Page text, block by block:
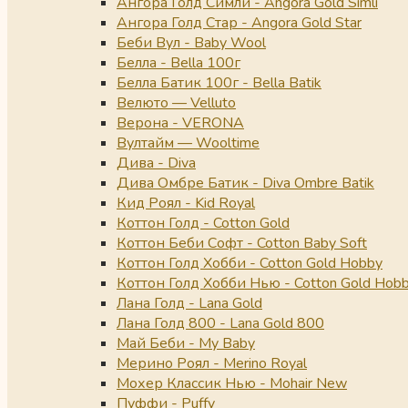
Ангора Голд Стар - Angora Gold Star
Беби Вул - Baby Wool
Белла - Bella 100г
Белла Батик 100г - Bella Batik
Велюто — Velluto
Верона - VERONA
Вултайм — Wooltime
Дива - Diva
Дива Омбре Батик - Diva Ombre Batik
Кид Роял - Kid Royal
Коттон Голд - Cotton Gold
Коттон Беби Софт - Cotton Baby Soft
Коттон Голд Хобби - Cotton Gold Hobby
Коттон Голд Хобби Нью - Cotton Gold
Лана Голд - Lana Gold
Лана Голд 800 - Lana Gold 800
Май Беби - My Baby
Мерино Роял - Merino Royal
Мохер Классик Нью - Mohair New
Пуффи - Puffy